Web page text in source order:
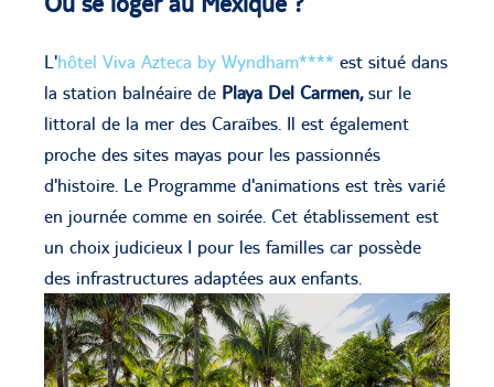
L'hôtel Viva Azteca by Wyndham**** est situé dans
la station balnéaire de Playa Del Carmen,sur le
littoral de la mer des Caraïbes. Il est également
proche des sites mayas pour les passionnés
d'histoire. Le Programme d'animations est très varié
en journée comme en soirée. Cet établissement est
un choix judicieux I pour les familles car possède
des infrastructures adaptées aux enfants.